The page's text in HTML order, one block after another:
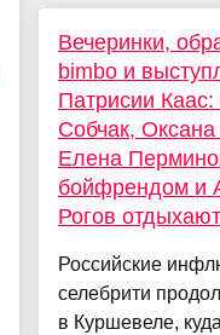
Вечеринки,
bimbo и
Патрисии Каас:
Собчак,
Елена
бойфрендом и
Рогов
Российские
селебрити
в Куршевеле,